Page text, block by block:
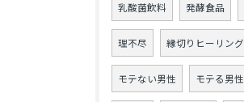
乳酸菌飲料 発酵食品
理不尽 縁切りヒーリング
モテない男性 モテる男性